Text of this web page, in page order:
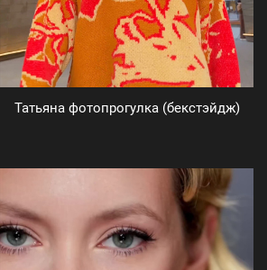
Татьяна фотопрогулка (бекстэйдж)